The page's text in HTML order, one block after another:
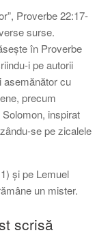
Proverbe 22:17-
surse.
în Proverbe
i pe autorii
asemănător cu
precum
inspirat
se pe zicalele
și pe Lemuel
un mister.
scrisă